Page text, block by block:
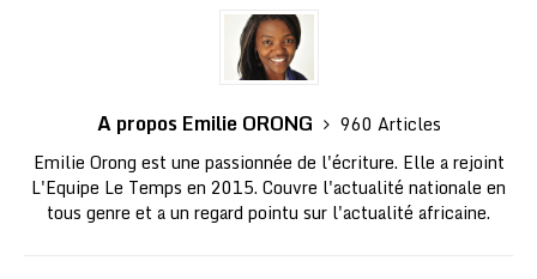
A propos Emilie ORONG
960 Articles
Emilie Orong est une passionnée de l'écriture. Elle a rejoint
L'Equipe Le Temps en 2015. Couvre l'actualité nationale en
tous genre et a un regard pointu sur l'actualité africaine.